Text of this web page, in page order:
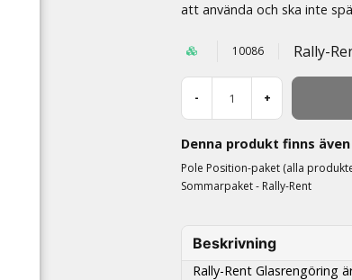
att använda och ska inte
10086 Rally-
- +
Denna produkt finns
Pole Position-paket (alla
Sommarpaket - Rally-Rent
Beskrivning
Rally-Rent Glasrengöring